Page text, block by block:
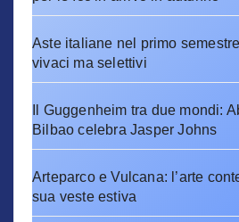
Aste italiane nel primo
vivaci ma selettivi
Il Guggenheim tra due mondi:
Bilbao celebra Jasper Johns
Arteparco e Vulcana: l’arte
sua veste estiva